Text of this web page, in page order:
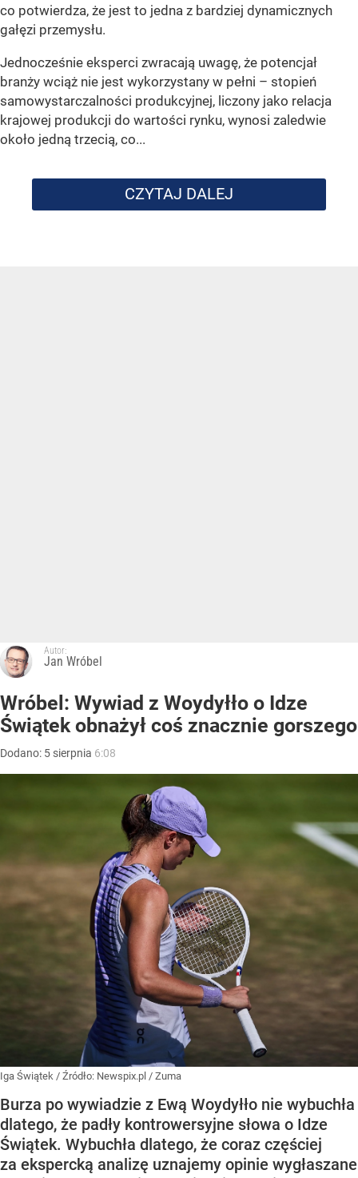
co potwierdza, że jest to jedna z bardziej dynamicznych
gałęzi przemysłu.
Jednocześnie eksperci zwracają uwagę, że potencjał
branży wciąż nie jest wykorzystany w pełni – stopień
samowystarczalności produkcyjnej, liczony jako relacja
krajowej produkcji do wartości rynku, wynosi zaledwie
około jedną trzecią, co...
CZYTAJ DALEJ
Autor:
Jan Wróbel
Wróbel: Wywiad z Woydyłło o Idze
Świątek obnażył coś znacznie gorszego
Dodano: 5 sierpnia 6:08
Iga Świątek / Źródło: Newspix.pl / Zuma
Burza po wywiadzie z Ewą Woydyłło nie wybuchła
dlatego, że padły kontrowersyjne słowa o Idze
Świątek. Wybuchła dlatego, że coraz częściej
za ekspercką analizę uznajemy opinie wygłaszane